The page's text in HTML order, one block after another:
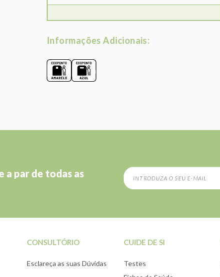
Informações Adicionais:
a par de todas as
CONSULTÓRIO
Esclareça as suas Dúvidas
CUIDE DE SI
Testes